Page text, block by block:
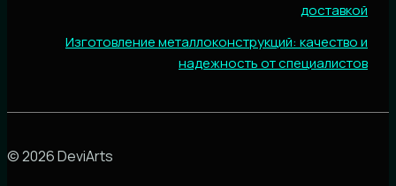
доставкой
Изготовление металлоконструкций: качество и
надежность от специалистов
© 2026 DeviArts